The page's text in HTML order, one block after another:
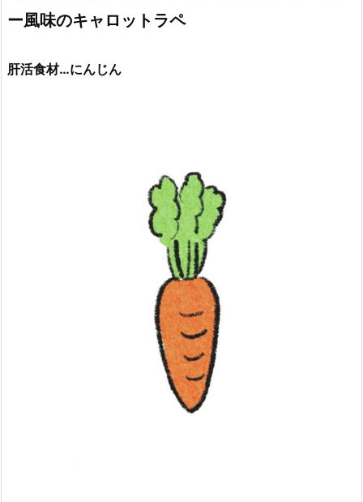
ー風味のキャロットラペ
肝活食材…にんじん